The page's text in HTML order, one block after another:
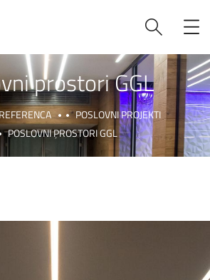
prostori GGL
REFERENCA
POSLOVNI PROJEKTI
POSLOVNI PROSTORI GGL